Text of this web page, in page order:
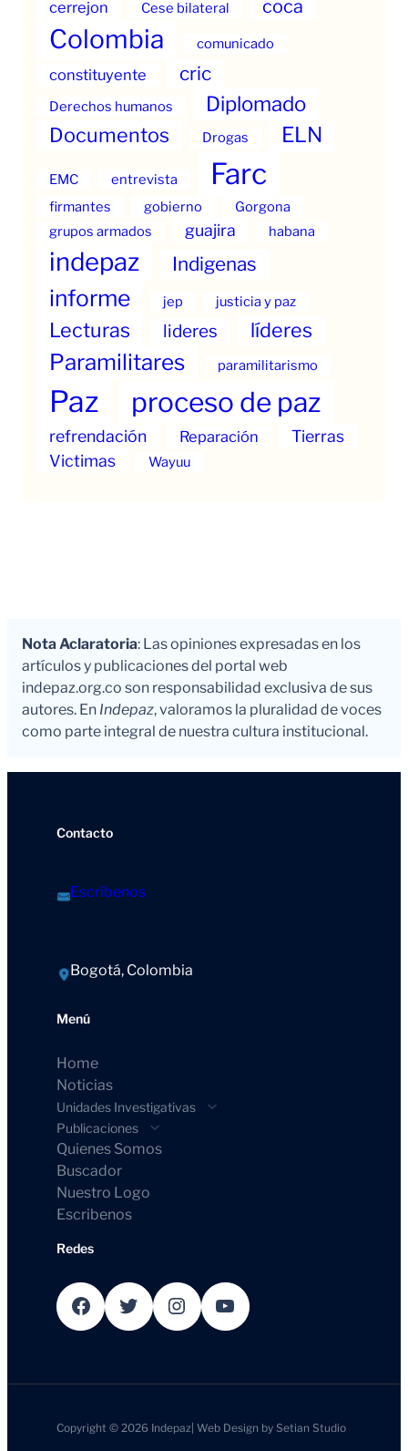
cerrejon Cese bilateral coca
Colombia comunicado
constituyente cric
Derechos humanos Diplomado
Documentos Drogas ELN
EMC entrevista Farc
firmantes gobierno
Gorgona
grupos armados
guajira habana
indepaz Indigenas
informe jep justicia y paz
Lecturas lideres líderes
Paramilitares paramilitarismo
Paz proceso de paz
refrendación Reparación
Tierras
Victimas
Wayuu
Nota Aclaratoria: Las opiniones expresadas en los
artículos y publicaciones del portal web
indepaz.org.co son responsabilidad exclusiva de sus
autores. En Indepaz, valoramos la pluralidad de voces
como parte integral de nuestra cultura institucional.
Contacto
Escríbenos
Bogotá, Colombia
Menú
Home
Noticias
Unidades Investigativas
Publicaciones
Quienes Somos
Buscador
Nuestro Logo
Escribenos
Redes
Facebook Twitter Instagram YouTube
Copyright © 2026 Indepaz |Web Design bySetian Studio